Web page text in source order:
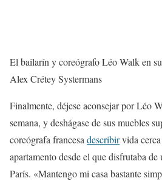
El bailarín y coreógrafo Léo Walk en
Alex Crétey Systermans
Finalmente, déjese aconsejar por Léo
semana, y deshágase de sus muebles
coreógrafa francesadescribirvida cerca
apartamento desde el que disfrutaba
París. «Mantengo mi casa bastante